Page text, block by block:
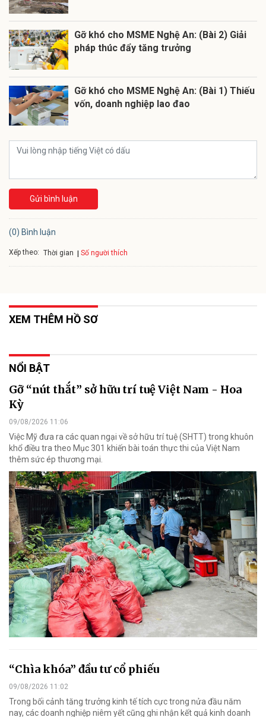
Gỡ khó cho MSME Nghệ An: (Bài 2) Giải
pháp thúc đẩy tăng trưởng
Gỡ khó cho MSME Nghệ An: (Bài 1) Thiếu
vốn, doanh nghiệp lao đao
Gửi bình luận
(0) Bình luận
Xếp theo: Thời gian Số người thích
XEM THÊM HỒ SƠ
NỔI BẬT
Gỡ “nút thắt” sở hữu trí tuệ Việt Nam - Hoa
Kỳ
09/08/2026 11:06
Việc Mỹ đưa ra các quan ngại về sở hữu trí tuệ (SHTT) trong khuôn
khổ điều tra theo Mục 301 khiến bài toán thực thi của Việt Nam
thêm sức ép thương mại.
“Chìa khóa” đầu tư cổ phiếu
09/08/2026 11:02
Trong bối cảnh tăng trưởng kinh tế tích cực trong nửa đầu năm
nay, các doanh nghiệp niêm yết cũng ghi nhận kết quả kinh doanh